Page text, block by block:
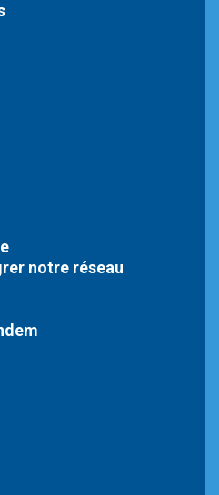
notre réseau